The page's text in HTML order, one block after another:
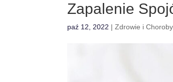
Zapalenie
paź 12, 2022 |Zdrowie i